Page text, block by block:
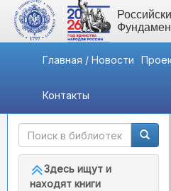
Главная / Новости
Контакты
Быстрый доступ
Здесь ищут и
находят книги